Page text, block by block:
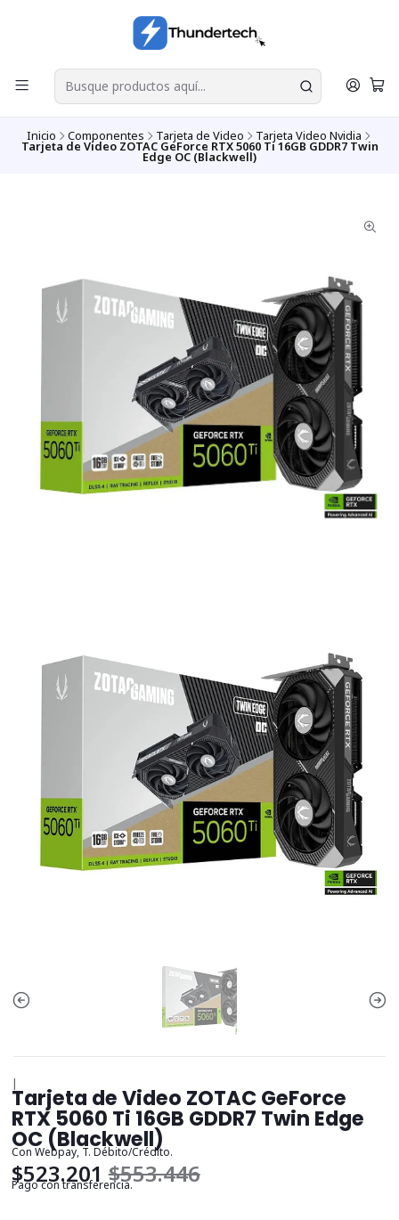
Inicio Componentes Tarjeta de Video Tarjeta Video Nvidia
Tarjeta de Video ZOTAC GeForce RTX 5060 Ti 16GB GDDR7 Twin
Edge OC (Blackwell)
|
Tarjeta de Video ZOTAC GeForce
RTX 5060 Ti 16GB GDDR7 Twin Edge
OC (Blackwell)
Con Webpay, T. Débito/Crédito.
$523.201$553.446
Pago con transferencia.